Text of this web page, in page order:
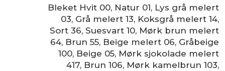
Bleket Hvit 00, Natur 01, Lys grå melert
03, Grå melert 13, Koksgrå melert 14,
Sort 36, Suesvart 10, Mørk brun melert
64, Brun 55, Beige melert 06, Gråbeige
100, Beige 05, Mørk sjokolade melert
417, Brun 106, Mørk kamelbrun 103,